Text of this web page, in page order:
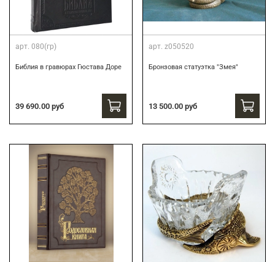
арт. 080(гр)
Библия в гравюрах Гюстава Доре
39 690.00 руб
арт. z050520
Бронзовая статуэтка "Змея"
13 500.00 руб